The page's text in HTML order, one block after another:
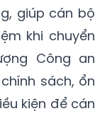
giúp cán bộ
khi chuyển
Công an
sách, ổn
kiện để cán